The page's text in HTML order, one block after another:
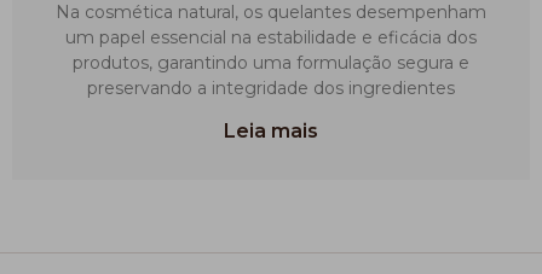
Na cosmética natural, os quelantes desempenham
um papel essencial na estabilidade e eficácia dos
produtos, garantindo uma formulação segura e
preservando a integridade dos ingredientes
Leia mais